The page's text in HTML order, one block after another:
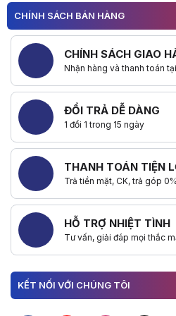
CHÍNH SÁCH BÁN HÀNG
CHÍNH SÁCH GIAO
Nhận hàng và thanh toán
ĐỔI TRẢ DỄ DÀNG
1 đổi 1 trong 15 ngày
THANH TOÁN TIỆN
Trả tiền mặt, CK, trả góp 0%
HỖ TRỢ NHIỆT TÌNH
Tư vấn, giải đáp mọi thắc
KẾT NỐI VỚI CHÚNG TÔI